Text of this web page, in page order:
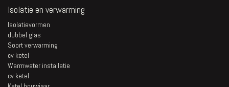
Isolatie en verwarming
Isolatievormen
dubbel glas
Soort verwarming
cv ketel
Warmwater installatie
cv ketel